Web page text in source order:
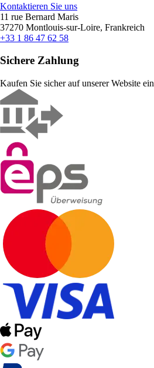
Kontaktieren Sie uns
11 rue Bernard Maris
37270 Montlouis-sur-Loire, Frankreich
+33 1 86 47 62 58
Sichere Zahlung
Kaufen Sie sicher auf unserer Website ein